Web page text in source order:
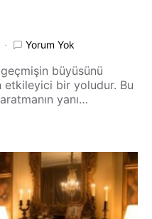
Yorum Yok
büyüsünü
etkileyici bir yoludur. Bu
yanı…